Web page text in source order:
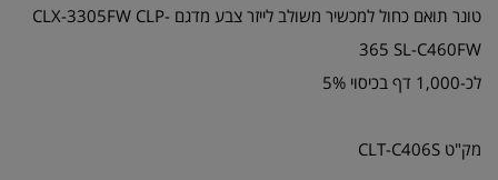
טונר תואם כחול למכשיר משולב לייזר צבע מדגם CLX-3305FW CLP-
365 SL-C460FW
לכ-1,000 דף בכיסוי 5%
מק"ט CLT-C406S